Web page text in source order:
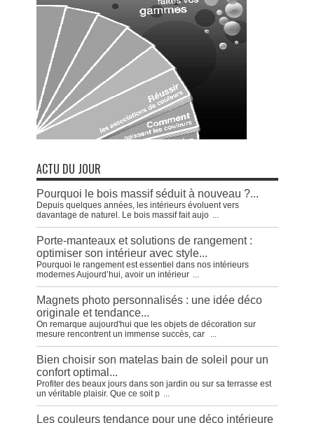
ACTU DU JOUR
Pourquoi le bois massif séduit à nouveau ?...
Depuis quelques années, les intérieurs évoluent vers
davantage de naturel. Le bois massif fait aujo ...
Porte-manteaux et solutions de rangement :
optimiser son intérieur avec style...
Pourquoi le rangement est essentiel dans nos intérieurs
modernes Aujourd’hui, avoir un intérieur ...
Magnets photo personnalisés : une idée déco
originale et tendance...
On remarque aujourd'hui que les objets de décoration sur
mesure rencontrent un immense succès, car
...
Bien choisir son matelas bain de soleil pour un
confort optimal...
Profiter des beaux jours dans son jardin ou sur sa terrasse est
un véritable plaisir. Que ce soit p ...
Les couleurs tendance pour une déco intérieure